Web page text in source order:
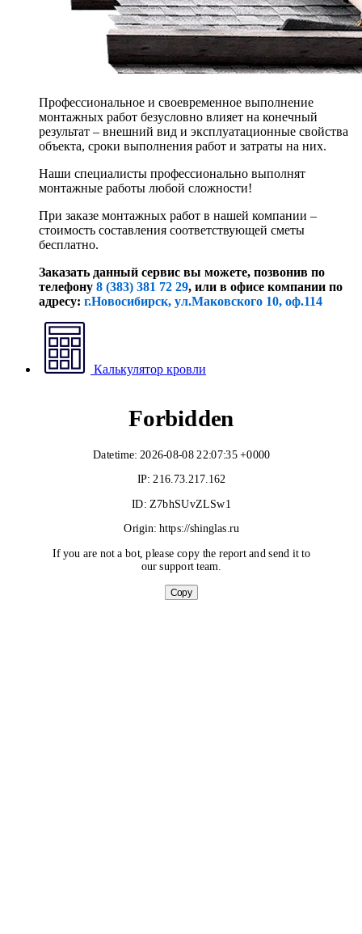
Профессиональное и своевременное выполнение
монтажных работ безусловно влияет на конечный
результат – внешний вид и эксплуатационные свойства
объекта, сроки выполнения работ и затраты на них.
Наши специалисты профессионально выполнят
монтажные работы любой сложности!
При заказе монтажных работ в нашей компании –
стоимость составления соответствующей сметы
бесплатно.
Заказать данный сервис вы можете, позвонив по
телефону 8 (383) 381 72 29, или в офисе компании по
адресу: г.Новосибирск, ул.Маковского 10, оф.114
Калькулятор кровли